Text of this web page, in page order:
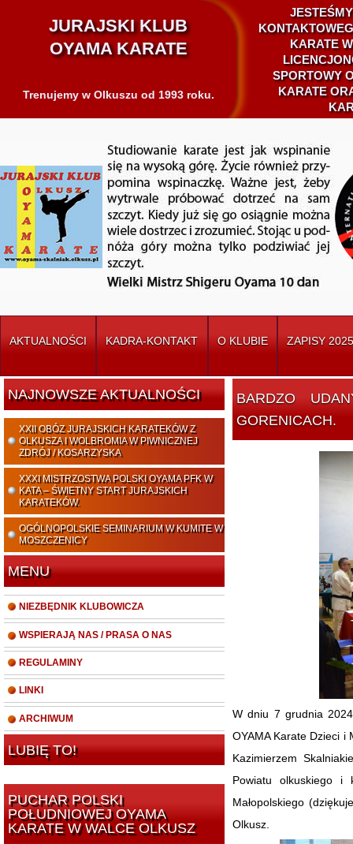
JURAJSKI KLUB
OYAMA KARATE
Trenujemy w Olkuszu od 1993 roku.
KARATE
SPORTOWY
KARATE
AKTUALNOŚCI KADRA-KONTAKT O KLUBIE ZAPISY
NAJNOWSZE AKTUALNOŚCI
XXII OBÓZ JURAJSKICH KARATEKÓW Z
OLKUSZA I WOLBROMIA W PIWNICZNEJ
ZDRÓJ / KOSARZYSKA
XXXI MISTRZOSTWA POLSKI OYAMA PFK W
KATA – ŚWIETNY START JURAJSKICH
KARATEKÓW.
OGÓLNOPOLSKIE SEMINARIUM W KUMITE W
MOSZCZENICY
MENU
NIEZBĘDNIK KLUBOWICZA
WSPIERAJĄ NAS / PRASA O NAS
REGULAMINY
LINKI
ARCHIWUM
LUBIĘ TO!
PUCHAR POLSKI
POŁUDNIOWEJ OYAMA
KARATE W WALCE OLKUSZ
BARDZO UDANY TURNIEJ OYAMA KARATE DZIECI I MŁODZIEŻY W
GORENICACH.
W dniu 7 grudnia
OYAMA Karate Dzieci i
Kazimierzem
Powiatu olkuskiego i
Małopolskiego
Olkusz.